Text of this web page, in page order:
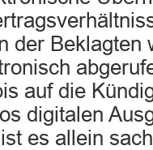
der Beklagten
auf die
digitalen
es allein